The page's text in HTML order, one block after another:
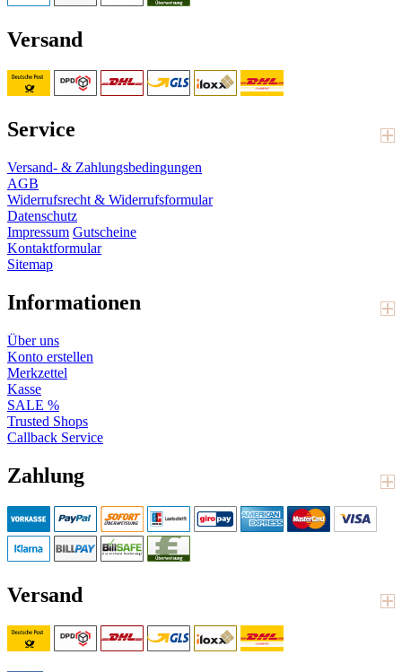
Versand
Service
Versand- & Zahlungsbedingungen
AGB
Widerrufsrecht & Widerrufsformular
Datenschutz
Impressum Gutscheine
Kontaktformular
Sitemap
Informationen
Über uns
Konto erstellen
Merkzettel
Kasse
SALE %
Trusted Shops
Callback Service
Zahlung
Versand